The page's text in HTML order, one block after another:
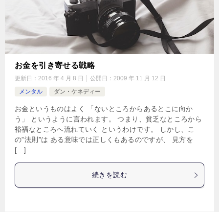
お金を引き寄せる戦略
更新日： 2016 年 4 月 8 日 公開日： 2009 年 11 月 12 日
メンタル
ダン・ケネディー
お金というものはよく 「ないところからあるとこに向か
う」 というように言われます。 つまり、貧乏なところから
裕福なところへ流れていく というわけです。 しかし、こ
の”法則”は ある意味では正しくもあるのですが、 見方を
[…]
続きを読む